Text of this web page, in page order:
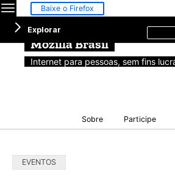
Menu Baixe o Firefox
Mozilla Brasil
Internet para pessoas, sem fins
Explorar
neste
site
Sobre Participe
Categorias:
EVENTOS